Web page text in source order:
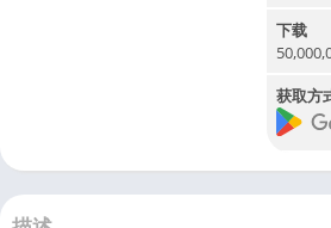
下载
获取方